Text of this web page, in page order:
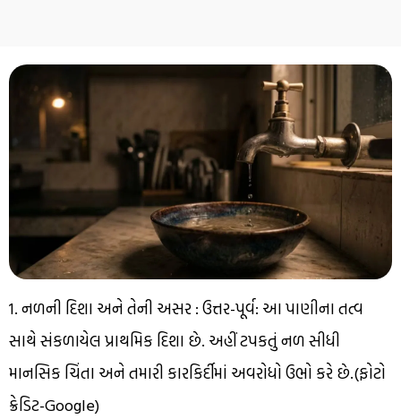
1. નળની દિશા અને તેની અસર : ઉત્તર-પૂર્વ: આ પાણીના તત્વ
સાથે સંકળાયેલ પ્રાથમિક દિશા છે. અહીં ટપકતું નળ સીધી
માનસિક ચિંતા અને તમારી કારકિર્દીમાં અવરોધો ઉભો કરે છે.(ફોટો
ક્રેડિટ-Google)